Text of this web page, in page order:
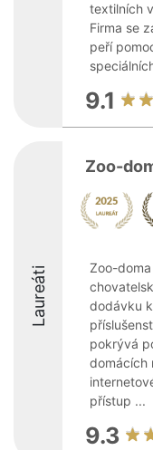
textilních
Firma se
peří
9.1
Laureáti
Zoo-
Zoo-
dodávku
pokrývá
domácích
přístup ...
9.3